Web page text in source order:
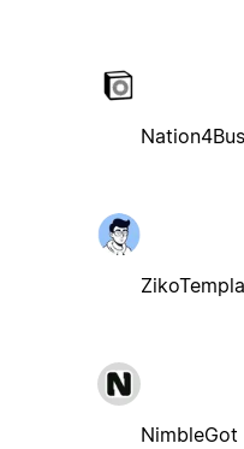
NimbleGot